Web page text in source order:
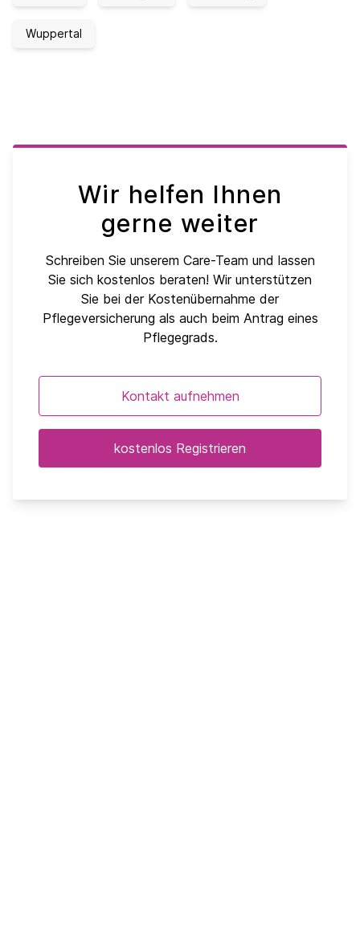
Wuppertal
Wir helfen Ihnen
gerne weiter
Schreiben Sie unserem Care-Team und lassen
Sie sich kostenlos beraten! Wir unterstützen
Sie bei der Kostenübernahme der
Pflegeversicherung als auch beim Antrag eines
Pflegegrads.
Kontakt aufnehmen
kostenlos Registrieren